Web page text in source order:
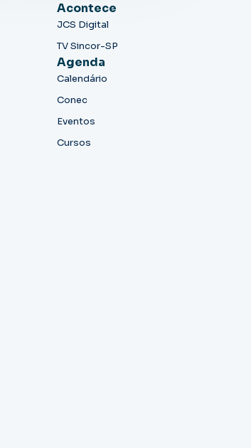
Acontece
JCS Digital
TV Sincor-SP
Agenda
Calendário
Conec
Eventos
Cursos